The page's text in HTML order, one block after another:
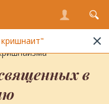
и практика
в